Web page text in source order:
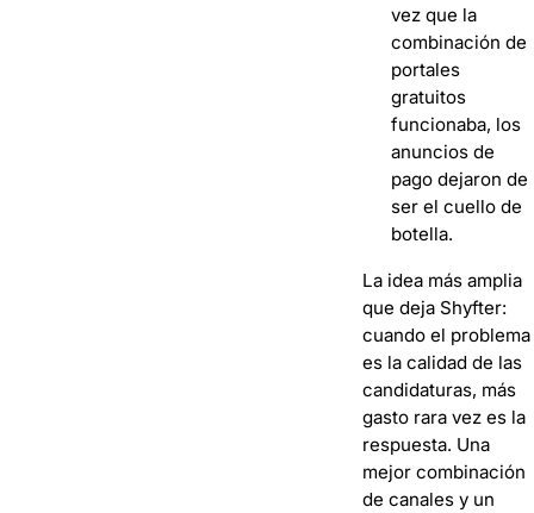
vez que la
combinación de
portales
gratuitos
funcionaba, los
anuncios de
pago dejaron de
ser el cuello de
botella.
La idea más amplia
que deja Shyfter:
cuando el problema
es la calidad de las
candidaturas, más
gasto rara vez es la
respuesta. Una
mejor combinación
de canales y un